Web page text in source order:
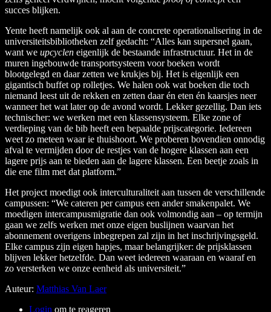
succes blijken.
Yente heeft namelijk ook al aan de concrete operationalisering in de
universiteitsbibliotheken zelf gedacht: “Alles kan supersnel gaan,
want we upcyclen eigenlijk de bestaande infrastructuur. Het in de
muren ingebouwde transportsysteem voor boeken wordt
blootgelegd en daar zetten we krukjes bij. Het is eigenlijk een
gigantisch buffet op rolletjes. We halen ook wat boeken die toch
niemand leest uit de rekken en zetten daar én eten én kaarsjes neer
wanneer het wat later op de avond wordt. Lekker gezellig. Dan iets
technischer: we werken met een klassensysteem. Elke zone of
verdieping van de bib heeft een bepaalde prijscategorie. Iedereen
weet zo meteen waar ie thuishoort. We proberen bovendien onnodig
afval te vermijden door de restjes van de hogere klassen aan een
lagere prijs aan te bieden aan de lagere klassen. Een beetje zoals in
die ene film met dat platform.”
Het project moedigt ook interculturaliteit aan tussen de verschillende
campussen: “We cateren per campus een ander smakenpalet. We
moedigen intercampusmigratie dan ook volmondig aan – op termijn
gaan we zelfs werken met onze eigen buslijnen waarvan het
abonnement overigens inbegrepen zal zijn in het inschrijvingsgeld.
Elke campus zijn eigen hapjes, maar belangrijker: de prijsklassen
blijven lekker hetzelfde. Dan weet iedereen waaraan en waaraf en
zo versterken we onze eenheid als universiteit.”
Auteur: Matthias Van Laer
Login om te reageren